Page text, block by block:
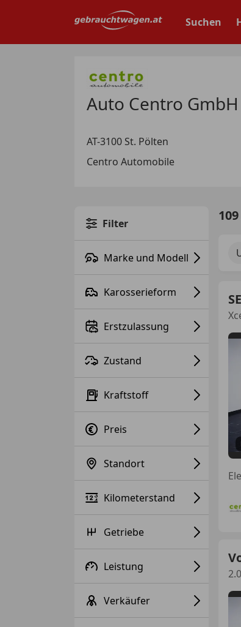
Suchen
Auto Centro
AT-3100 St. Pölten
Centro Automobile
Filter
Marke und Modell
Karosserieform
Erstzulassung
Zustand
Kraftstoff
Preis
Standort
Kilometerstand
Getriebe
Leistung
Verkäufer